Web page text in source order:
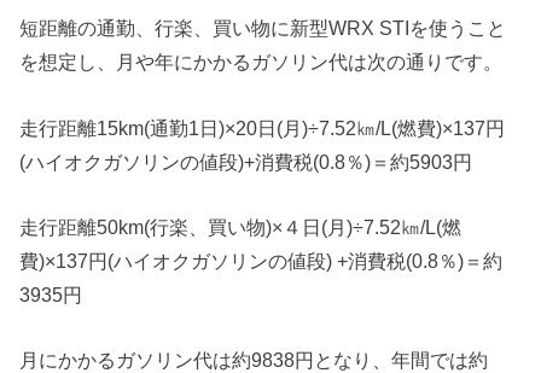
短距離の通勤、行楽、買い物に新型WRX STIを使うこと
を想定し、月や年にかかるガソリン代は次の通りです。
走行距離15km(通勤1日)×20日(月)÷7.52㎞/L(燃費)×137円
(ハイオクガソリンの値段)+消費税(0.8％)＝約5903円
走行距離50km(行楽、買い物)×４日(月)÷7.52㎞/L(燃
費)×137円(ハイオクガソリンの値段) +消費税(0.8％)＝約
3935円
月にかかるガソリン代は約9838円となり、年間では約